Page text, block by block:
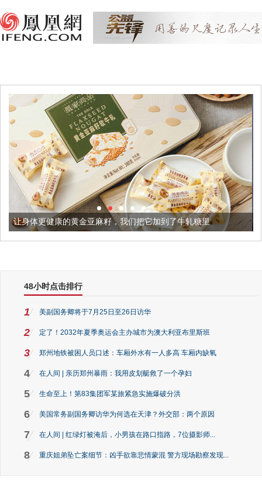
亚麻籽，我们把它加到了牛轧糖里 被列入佛家七宝的它到
48小时点击排行
1 美副国务卿将于7月25日至26日访华
2 定了！2032年夏季奥运会主办城市为澳大利亚布里斯班
3 郑州地铁被困人员口述：车厢外水有一人多高 车厢内缺氧
4 在人间 | 亲历郑州暴雨：我用皮划艇救了一个孕妇
5 生命至上！第83集团军某旅紧急实施爆破分洪
6 美国常务副国务卿访华为何选在天津？外交部：两个原因
7 在人间 | 红绿灯被淹后，小男孩在路口指路，7位摄影师...
8 重庆姐弟坠亡案细节：凶手欲靠悲情蒙混 警方现场勘察发现...